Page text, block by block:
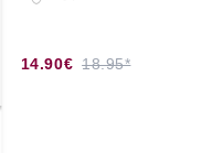
14.90€ 18.95*